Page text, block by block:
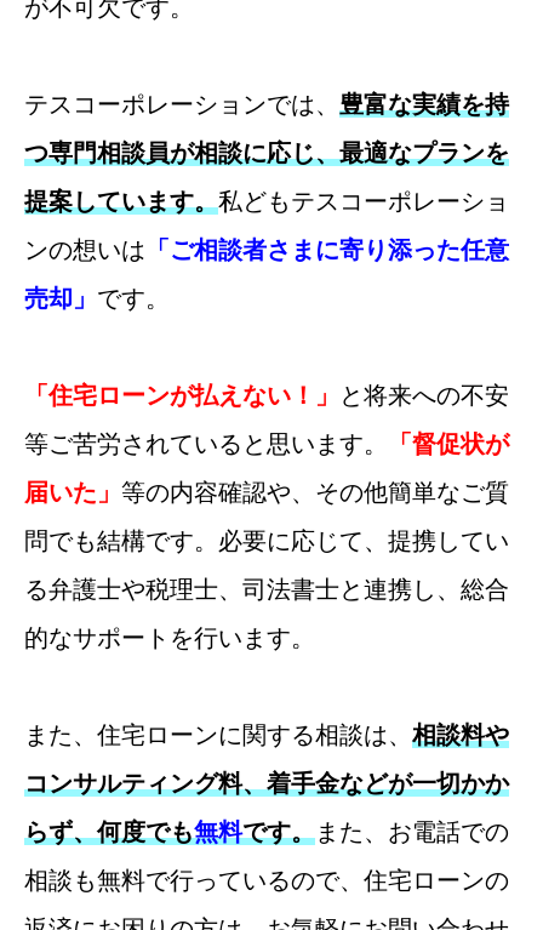
が不可欠です。
テスコーポレーションでは、 豊富な実績を持
つ専門相談員が相談に応じ、最適なプランを
提案しています。私どもテスコーポレーショ
ンの想いは 「ご相談者さまに寄り添った任意
売却」 です。
「住宅ローンが払えない！」
と将来への不安
等ご苦労されていると思います。
「督促状が
届いた」 等の内容確認や、その他簡単なご質
問でも結構です。 必要に応じて、提携してい
る弁護士や税理士、司法書士と連携し、総合
的なサポートを行います。
また、住宅ローンに関する相談は、 相談料や
コンサルティング料、着手金などが一切かか
らず、何度でも無料です。また、お電話での
相談も無料で行っているので、住宅ローンの